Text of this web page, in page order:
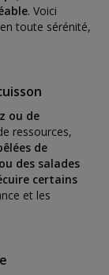
. Voici
toute sérénité,
ou de
ressources,
de
des salades
certains
et les